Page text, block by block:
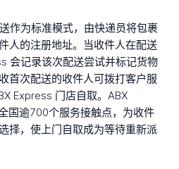
作为标准模式，由快递员将包裹
人的注册地址。当收件人在配送
会记录该次配送尝试并标记货物
首次配送的收件人可拨打客户服
Express 门店自取。ABX
国逾700个服务接触点，为收件
择，使上门自取成为等待重新派